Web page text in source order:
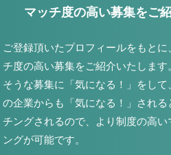
マッチ度の高い募集をご
ご登録頂いたプロフィールをもとに
チ度の高い募集をご紹介いたします
そうな募集に「気になる！」をして
の企業からも「気になる！」される
チングされるので、より制度の高い
ングが可能です。